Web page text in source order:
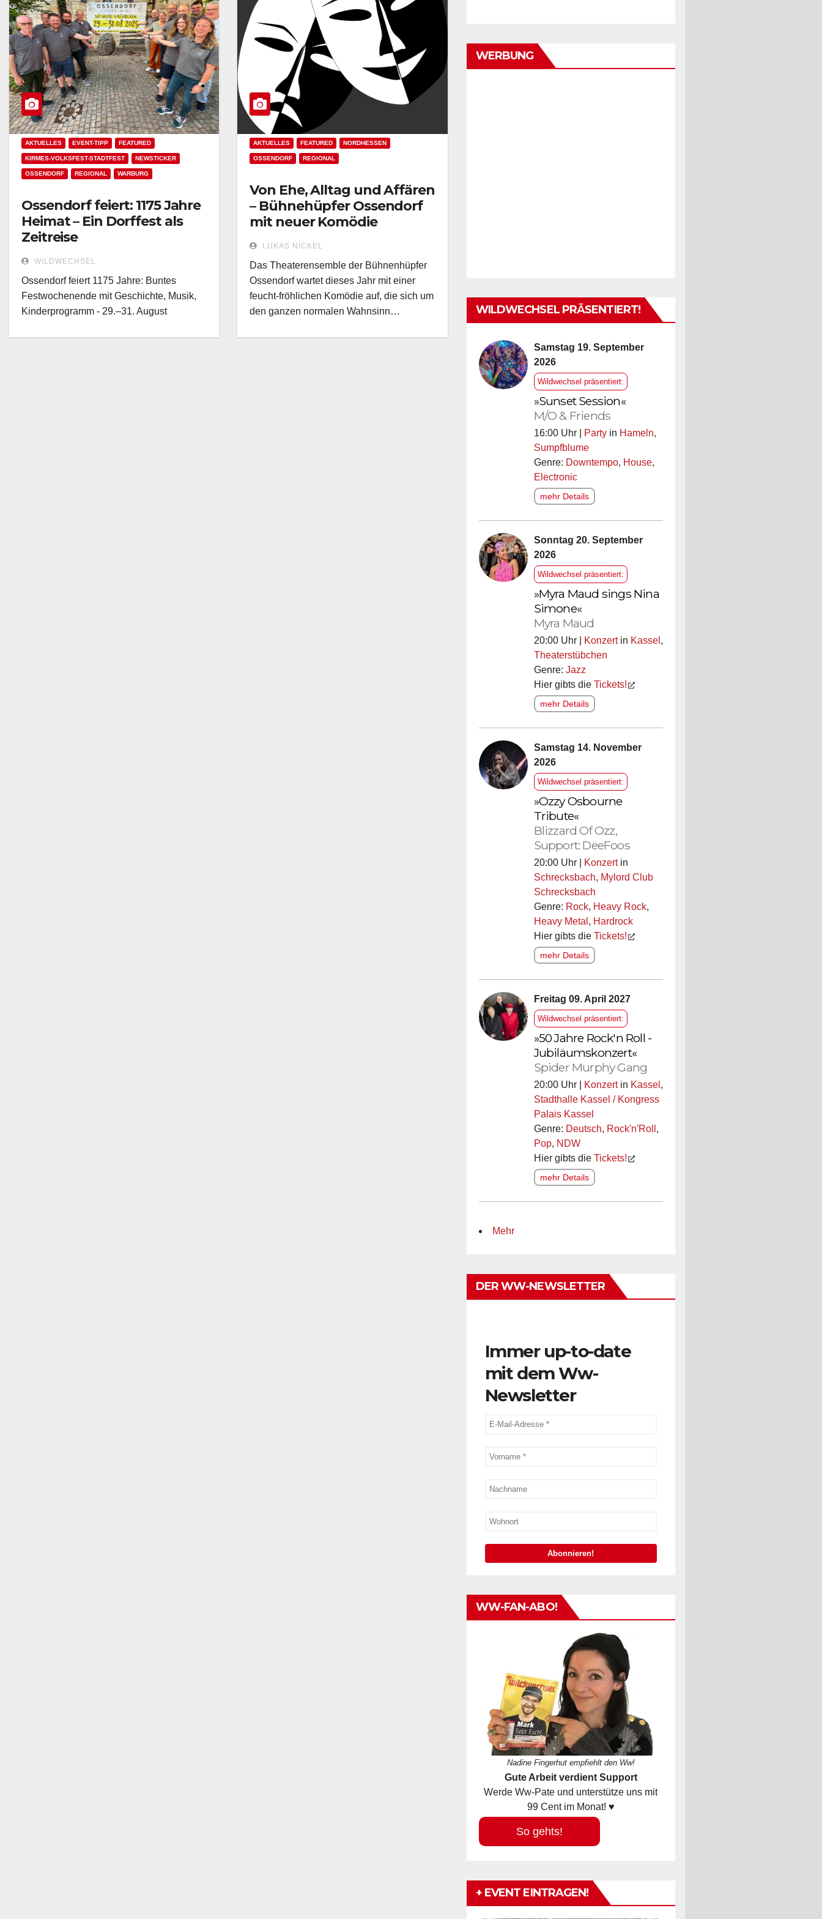
AKTUELLES EVENT-TIPP FEATURED
KIRMES-VOLKSFEST-STADTFEST NEWSTICKER
OSSENDORF REGIONAL WARBURG
Ossendorf feiert: 1175 Jahre
Heimat – Ein Dorffest als
Zeitreise
WILDWECHSEL
Ossendorf feiert 1175 Jahre: Buntes
Festwochenende mit Geschichte, Musik,
Kinderprogramm - 29.–31. August
AKTUELLES FEATURED NORDHESSEN
OSSENDORF REGIONAL
Von Ehe, Alltag und Affären
– Bühnehüpfer Ossendorf
mit neuer Komödie
LUKAS NICKEL
Das Theaterensemble der Bühnenhüpfer
Ossendorf wartet dieses Jahr mit einer
feucht-fröhlichen Komödie auf, die sich um
den ganzen normalen Wahnsinn…
WERBUNG
WILDWECHSEL PRÄSENTIERT!
Samstag 19. September
2026
Wildwechsel präsentiert:
»Sunset Session«
M/O & Friends
16:00 Uhr | Partyin Hameln,
Sumpfblume
Genre: Downtempo, House,
Electronic
mehr Details
Sonntag 20. September
2026
Wildwechsel präsentiert:
»Myra Maud sings Nina
Simone«
Myra Maud
20:00 Uhr | Konzertin Kassel ,
Theaterstübchen
Genre: Jazz
Hier gibts die Tickets!
mehr Details
Samstag 14. November
2026
Wildwechsel präsentiert:
»Ozzy Osbourne
Tribute«
Blizzard Of Ozz,
Support: DeeFoos
20:00 Uhr | Konzertin
Schrecksbach, Mylord Club
Schrecksbach
Genre: Rock, Heavy Rock,
Heavy Metal , Hardrock
Hier gibts die Tickets!
mehr Details
Freitag 09. April 2027
Wildwechsel präsentiert:
»50 Jahre Rock'n Roll -
Jubiläumskonzert«
Spider Murphy Gang
20:00 Uhr | Konzertin Kassel ,
Stadthalle Kassel / Kongress
Palais Kassel
Genre: Deutsch, Rock'n'Roll ,
Pop, NDW
Hier gibts die Tickets!
mehr Details
Mehr
DER WW-NEWSLETTER
Immer up-to-date
mit dem Ww-
Newsletter
WW-FAN-ABO!
Nadine Fingerhut empfiehlt den Ww!
Gute Arbeit verdient Support
Werde Ww-Pate und unterstütze uns mit
99 Cent im Monat! ♥
So gehts!
+ EVENT EINTRAGEN!